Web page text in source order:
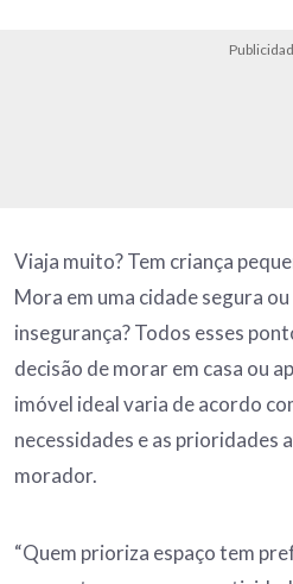
Viaja muito? Tem criança
Mora em uma cidade segura
insegurança? Todos esses
decisão de morar em casa ou
imóvel ideal varia de acordo
necessidades e as prioridades
morador.
“Quem prioriza espaço tem